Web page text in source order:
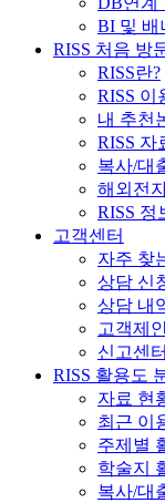
BI 및 배
RISS 처음 방
RISS란?
RISS 이
내 추천
RISS 자
복사/대
해외전
RISS 정
고객센터
자주 찾
상담 신
상담 내
고객제
신고센터
RISS 활용도
자료 현
최근 이
주제별
학술지
복사/대